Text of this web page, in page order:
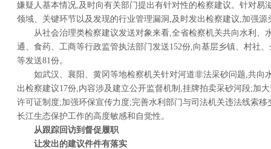
嫌疑人基本情况,及时向有关部门提出有针对性的检察建议。针对易
领域、关键环节以及发现的行业管理漏洞,及时发出检察建议,加强源
从社会治理类检察建议发送对象来看,全省检察机关共向水利、
通、食药、工商等行政监管执法部门发送152份,向基层乡镇、村社
等发送81份。
如武汉、襄阳、黄冈等地检察机关针对河道非法采砂问题,共向
出检察建议17份,内容涉及建立公开监督机制,挂牌拍卖采砂河段;加
许可证制度;加强环保宣传力度;完善水利部门与司法机关违法线索
长江生态保护工作的高度敏感和自觉性。
从跟踪回访到督促履职
让发出的建议件件有落实